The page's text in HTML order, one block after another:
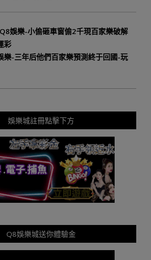
Q8娛樂-小偷砸車窗偷2千現百家樂破解
彩
樂-三年后他們百家樂預測終于回國-玩
娛樂城註冊點擊下方
Q8娛樂城送你體驗金